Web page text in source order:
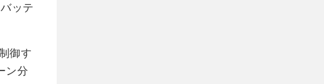
ッテ
御す
ン分